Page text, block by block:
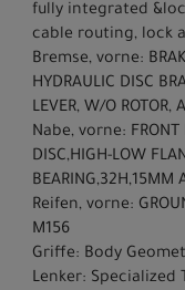
fully integrated
cable routing, lock
Bremse, vorne:
HYDRAULIC DISC
LEVER, W/O ROTOR,
Nabe, vorne: FRONT
DISC,HIGH-LOW
BEARING,32H,15MM
Reifen, vorne:
M156
Griffe: Body
Lenker: Specialized